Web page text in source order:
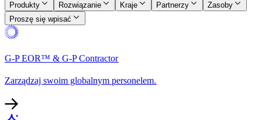
Produkty​​ Rozwiązanie​​ Kraje​​ Partnerzy​​
Zasoby​​
Proszę się wpisać​​
G-P EOR™ & G-P Contractor​​
Zarządzaj swoim globalnym personelem.​​